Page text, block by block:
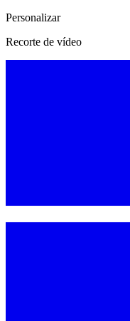
Personalizar
Recorte de vídeo